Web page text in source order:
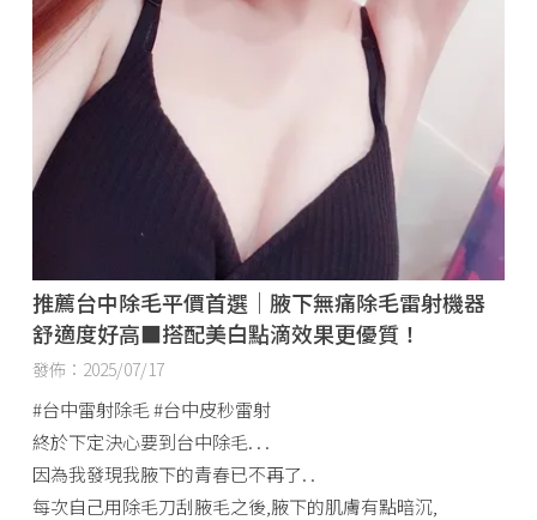
推薦台中除毛平價首選｜腋下無痛除毛雷射機器
舒適度好高■搭配美白點滴效果更優質！
發佈：2025/07/17
#台中雷射除毛 #台中皮秒雷射
終於下定決心要到台中除毛. . .
因為我發現我腋下的青春已不再了. .
每次自己用除毛刀刮腋毛之後,腋下的肌膚有點暗沉,